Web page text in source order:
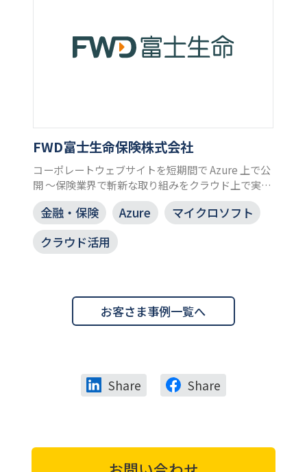
FWD富士生命保険株式会社
コーポレートウェブサイトを短期間で Azure 上で公
開 ～保険業界で斬新な取り組みをクラウド上で実現
～
金融・保険 Azure
マイクロソフト
クラウド活用
お客さま事例一覧へ
Share Share